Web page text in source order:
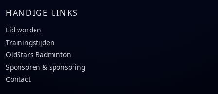
HANDIGE LINKS
Lid worden
Trainingstijden
OldStars Badminton
Sponsoren & sponsoring
Contact